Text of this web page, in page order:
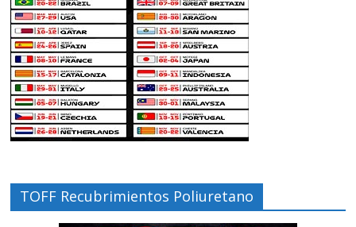
TOFF Recubrimientos Poliuretano